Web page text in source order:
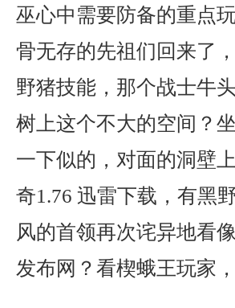
巫心中需要防备的重点
骨无存的先祖们回来了
野猪技能，那个战士牛
树上这个不大的空间？
一下似的，对面的洞壁
奇1.76 迅雷下载，有黑
风的首领再次诧异地看
发布网？看楔蛾王玩家